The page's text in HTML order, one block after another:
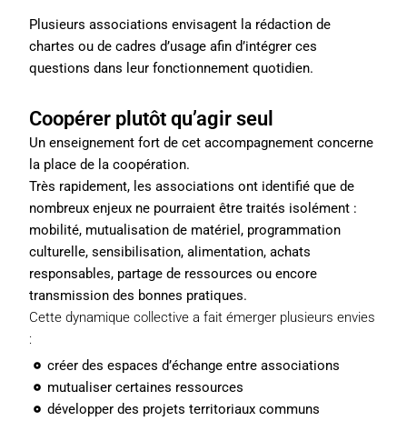
Plusieurs associations envisagent la rédaction de
chartes ou de cadres d’usage afin d’intégrer ces
questions dans leur fonctionnement quotidien.
Coopérer plutôt qu’agir seul
Un enseignement fort de cet accompagnement concerne
la place de la coopération.
Très rapidement, les associations ont identifié que de
nombreux enjeux ne pourraient être traités isolément :
mobilité, mutualisation de matériel, programmation
culturelle, sensibilisation, alimentation, achats
responsables, partage de ressources ou encore
transmission des bonnes pratiques.
Cette dynamique collective a fait émerger plusieurs envies
:
créer des espaces d’échange entre associations
mutualiser certaines ressources
développer des projets territoriaux communs